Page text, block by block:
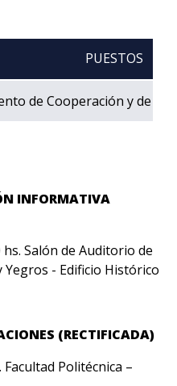
PUESTOS
de Cooperación y de
INFORMATIVA
Salón de Auditorio de
Yegros - Edificio Histórico
(RECTIFICADA)
Facultad Politécnica –